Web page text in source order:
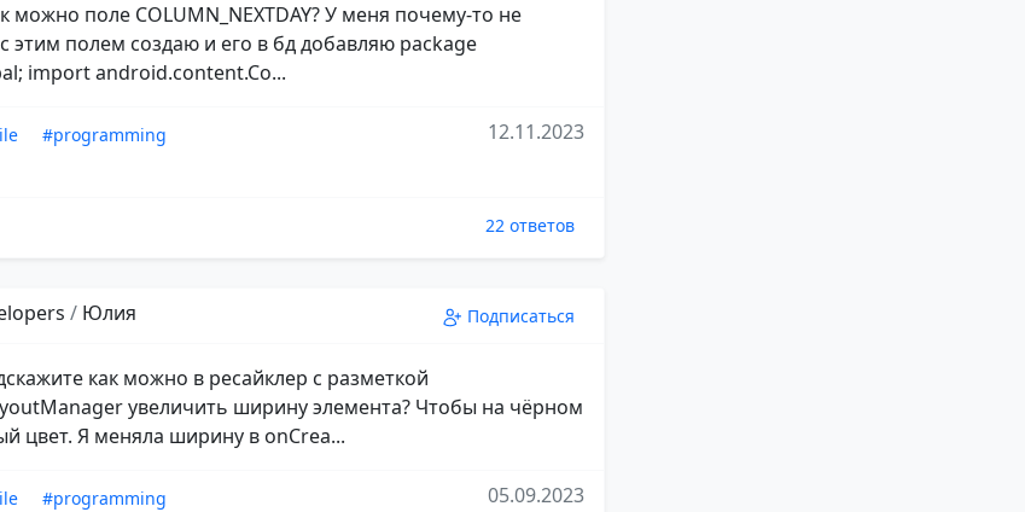
можно поле COLUMN_NEXTDAY? У меня почему-то не
этим полем создаю и его в бд добавляю package
import android.content.Co...
#programming
12.11.2023
22 ответов
/ Юлия Подписаться
как можно в ресайклер с разметкой
увеличить ширину элемента? Чтобы на чёрном
цвет. Я меняла ширину в onCrea...
#programming
05.09.2023